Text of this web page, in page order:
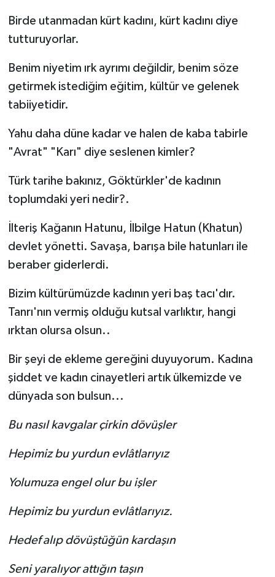
Birde utanmadan kürt kadını, kürt kadını diye
tutturuyorlar.
Benim niyetim ırk ayrımı değildir, benim söze
getirmek istediğim eğitim, kültür ve gelenek
tabiiyetidir.
Yahu daha düne kadar ve halen de kaba tabirle
"Avrat" "Karı" diye seslenen kimler?
Türk tarihe bakınız, Göktürkler'de kadının
toplumdaki yeri nedir?.
İlteriş Kağanın Hatunu, İlbilge Hatun (Khatun)
devlet yönetti. Savaşa, barışa bile hatunları ile
beraber giderlerdi.
Bizim kültürümüzde kadının yeri baş tacı'dır.
Tanrı'nın vermiş olduğu kutsal varlıktır, hangi
ırktan olursa olsun..
Bir şeyi de ekleme gereğini duyuyorum. Kadına
şiddet ve kadın cinayetleri artık ülkemizde ve
dünyada son bulsun...
Bu nasıl kavgalar çirkin dövüşler
Hepimiz bu yurdun evlâtlarıyız
Yolumuza engel olur bu işler
Hepimiz bu yurdun evlâtlarıyız.
Hedef alıp dövüştüğün kardaşın
Seni yaralıyor attığın taşın